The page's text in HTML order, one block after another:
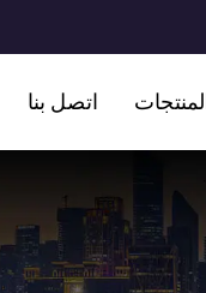
اتصل بنا